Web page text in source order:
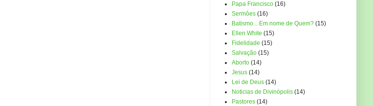
Papa Francisco (16)
Sermôes (16)
Batismo... Em nome de Quem? (15)
Ellen White (15)
Fidelidade (15)
Salvação (15)
Aborto (14)
Jesus (14)
Lei de Deus (14)
Noticias de Divinópolis (14)
Pastores (14)